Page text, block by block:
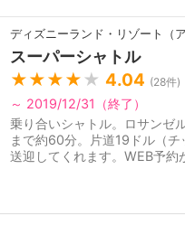
ディズニーランド・リゾート（ア
スーパーシャトル
★★★★ ★ 4.04 (28件)
～ 2019/12/31（終了）
乗り合いシャトル。ロサンゼ
まで約60分。片道19ドル（
送迎してくれます。WEB予約